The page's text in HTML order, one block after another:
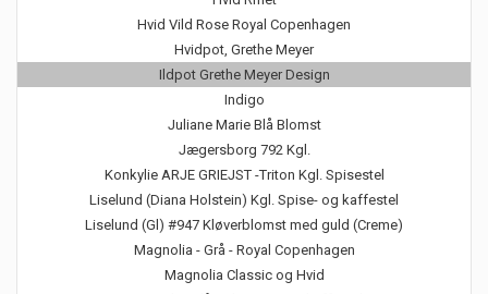
Hvid Vild Rose Royal Copenhagen
Hvidpot, Grethe Meyer
Ildpot Grethe Meyer Design
Indigo
Juliane Marie Blå Blomst
Jægersborg 792 Kgl.
Konkylie ARJE GRIEJST -Triton Kgl. Spisestel
Liselund (Diana Holstein) Kgl. Spise- og kaffestel
Liselund (Gl) #947 Kløverblomst med guld (Creme)
Magnolia - Grå - Royal Copenhagen
Magnolia Classic og Hvid